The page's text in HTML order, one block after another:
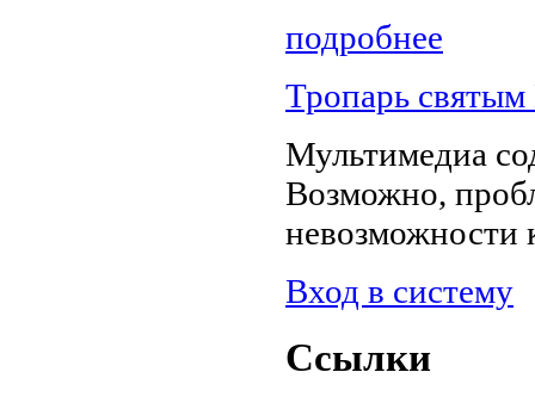
подробнее
Тропарь
Мультимедиа
Возможно,
невозможности
Вход в систему
Ссылки